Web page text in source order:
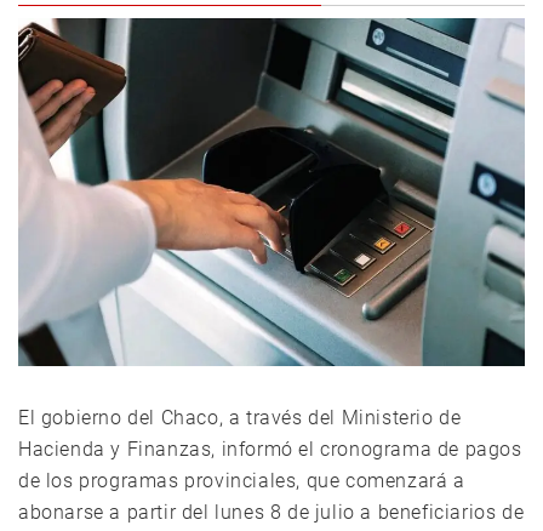
El gobierno del Chaco, a través del Ministerio de
Hacienda y Finanzas, informó el cronograma de pagos
de los programas provinciales, que comenzará a
abonarse a partir del lunes 8 de julio a beneficiarios de